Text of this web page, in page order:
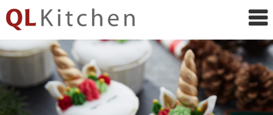
Kitchen